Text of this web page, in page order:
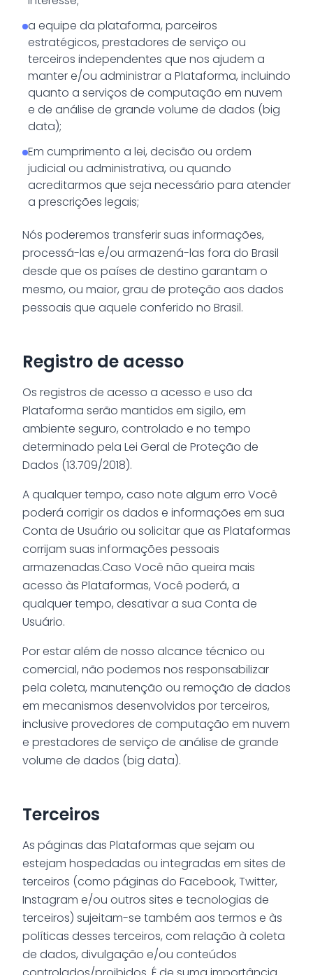
a equipe da plataforma, parceiros
estratégicos, prestadores de serviço ou
terceiros independentes que nos ajudem a
manter e/ou administrar a Plataforma, incluindo
quanto a serviços de computação em nuvem
e de análise de grande volume de dados (big
data);
Em cumprimento a lei, decisão ou ordem
judicial ou administrativa, ou quando
acreditarmos que seja necessário para atender
a prescrições legais;
Nós poderemos transferir suas informações,
processá-las e/ou armazená-las fora do Brasil
desde que os países de destino garantam o
mesmo, ou maior, grau de proteção aos dados
pessoais que aquele conferido no Brasil.
Registro de acesso
Os registros de acesso a acesso e uso da
Plataforma serão mantidos em sigilo, em
ambiente seguro, controlado e no tempo
determinado pela Lei Geral de Proteção de
Dados (13.709/2018).
A qualquer tempo, caso note algum erro Você
poderá corrigir os dados e informações em sua
Conta de Usuário ou solicitar que as Plataformas
corrijam suas informações pessoais
armazenadas.Caso Você não queira mais
acesso às Plataformas, Você poderá, a
qualquer tempo, desativar a sua Conta de
Usuário.
Por estar além de nosso alcance técnico ou
comercial, não podemos nos responsabilizar
pela coleta, manutenção ou remoção de dados
em mecanismos desenvolvidos por terceiros,
inclusive provedores de computação em nuvem
e prestadores de serviço de análise de grande
volume de dados (big data).
Terceiros
As páginas das Plataformas que sejam ou
estejam hospedadas ou integradas em sites de
terceiros (como páginas do Facebook, Twitter,
Instagram e/ou outros sites e tecnologias de
terceiros) sujeitam-se também aos termos e às
políticas desses terceiros, com relação à coleta
de dados, divulgação e/ou conteúdos